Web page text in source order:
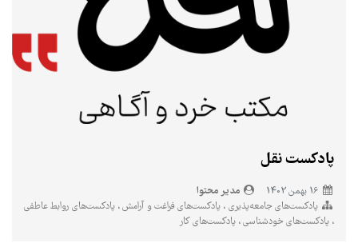
پادکست نقل
مدیر محتوا
پادکست‌های جامعه‌پذیری پادکست‌های فراغت و آرامش پادکست‌های روابط عاطفی
پادکست‌های خودشناسی پادکست‌های کار